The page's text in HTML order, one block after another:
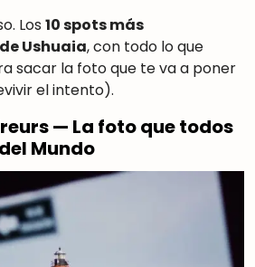
Los 10 spots más
Ushuaia, con todo lo que
sacar la foto que te va a poner
el intento).
— La foto que todos
Mundo